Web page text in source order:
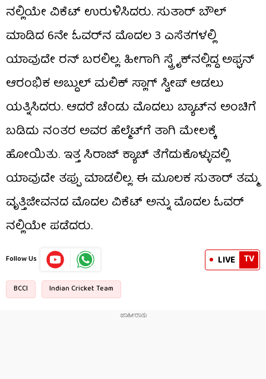
ನಲ್ಲಿಯೇ ವಿಕೆಟ್ ಉರುಳಿಸಿದರು. ಸುತಾರ್ ಬೌಲ್
ಮಾಡಿದ 6ನೇ ಓವರ್​ನ ಮೊದಲ 3 ಎಸೆತಗಳಲ್ಲಿ
ಯಾವುದೇ ರನ್ ಬರಲಿಲ್ಲ. ಹೀಗಾಗಿ ಸ್ಟ್ರೈಕ್​ನಲ್ಲಿದ್ದ ಅಫ್ಘನ್
ಆರಂಭಿಕ ಅಬ್ದುಲ್ ಮಲಿಕ್ ಸ್ಲಾಗ್ ಸ್ವೀಪ್ ಆಡಲು
ಯತ್ನಿಸಿದರು. ಆದರೆ ಚೆಂಡು ಮೊದಲು ಬ್ಯಾಟ್​​ನ ಅಂಚಿಗೆ
ಬಡಿದು ನಂತರ ಅವರ ಹೆಲ್ಮೆಟ್​ಗೆ ತಾಗಿ ಮೇಲಕ್ಕೆ
ಹೋಯಿತು. ಇತ್ತ ಸಿರಾಜ್ ಕ್ಯಾಚ್ ತೆಗೆದುಕೊಳ್ಳುವಲ್ಲಿ
ಯಾವುದೇ ತಪ್ಪು ಮಾಡಲಿಲ್ಲ. ಈ ಮೂಲಕ ಸುತಾರ್ ತಮ್ಮ
ವೃತ್ತಿಜೀವನದ ಮೊದಲ ವಿಕೆಟ್ ಅನ್ನು ಮೊದಲ ಓವರ್​
ನಲ್ಲಿಯೇ ಪಡೆದರು.
Follow Us LIVE TV
BCCI Indian Cricket Team